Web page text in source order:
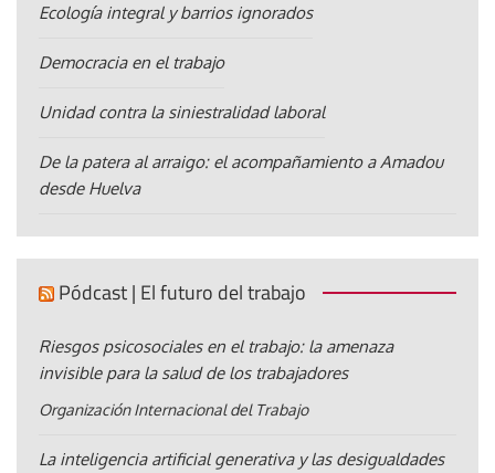
Ecología integral y barrios ignorados
Democracia en el trabajo
Unidad contra la siniestralidad laboral
De la patera al arraigo: el acompañamiento a Amadou
desde Huelva
Pódcast | El futuro del trabajo
Riesgos psicosociales en el trabajo: la amenaza
invisible para la salud de los trabajadores
Organización Internacional del Trabajo
La inteligencia artificial generativa y las desigualdades